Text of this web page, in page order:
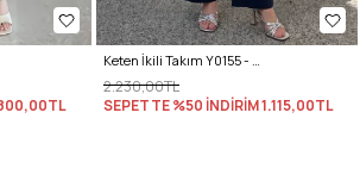
Keten İkili Takım Y0155 - LACİVERT
2.230,00TL
SEPETTE %50 İNDİRİM1.115,00TL